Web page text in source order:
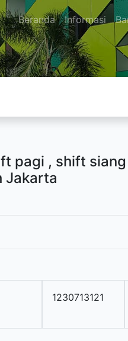
Beranda Informasi
pagi , shift
Jakarta
1230713121